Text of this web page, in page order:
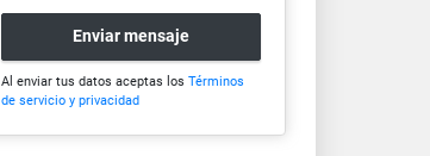
Enviar mensaje
Al enviar tus datos aceptas los Términos
de servicio y privacidad